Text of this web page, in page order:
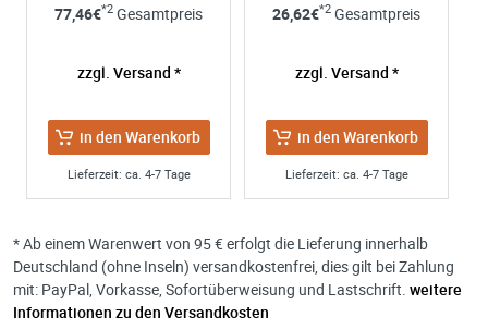
77,46€*2 Gesamtpreis
zzgl. Versand *
in den Warenkorb
Lieferzeit: ca. 4-7 Tage
26,62€*2 Gesamtpreis
zzgl. Versand *
in den Warenkorb
Lieferzeit: ca. 4-7 Tage
* Ab einem Warenwert von 95 € erfolgt die Lieferung innerhalb
Deutschland (ohne Inseln) versandkostenfrei, dies gilt bei Zahlung
mit: PayPal, Vorkasse, Sofortüberweisung und Lastschrift. weitere
Informationen zu den Versandkosten